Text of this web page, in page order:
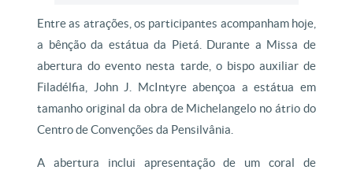
Entre as atrações, os participantes acompanham hoje,
a bênção da estátua da Pietá. Durante a Missa de
abertura do evento nesta tarde, o bispo auxiliar de
Filadélfia, John J. McIntyre abençoa a estátua em
tamanho original da obra de Michelangelo no átrio do
Centro de Convenções da Pensilvânia.
A abertura inclui apresentação de um coral de